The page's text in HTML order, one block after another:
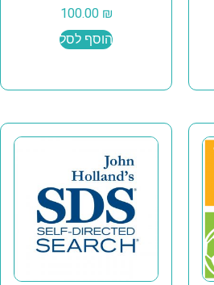
100.00 ₪
הוסף לסל